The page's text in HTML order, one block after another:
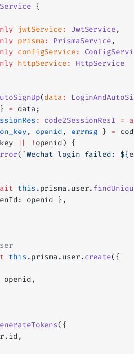
{
jwtService : JwtService ,
prisma : PrismaService ,
configService :
httpService :
HttpService
( data :
} =
data;
: code2SessionResI =
, openid , errmsg } =
! openid) {
( `Wechat login failed: ${
this .prisma.user.
openid },
this .prisma.user. create({
openid,
({